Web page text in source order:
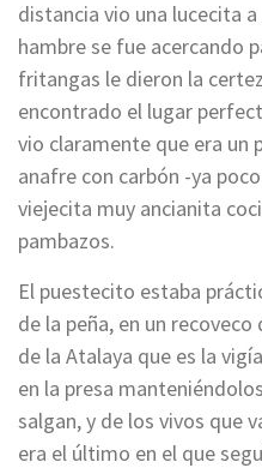
distancia vio una lucecita
hambre se fue acercando
fritangas le dieron la
encontrado el lugar
vio claramente que era un
anafre con carbón -ya
viejecita muy ancianita
pambazos.
El puestecito estaba
de la peña, en un
de la Atalaya que es la
en la presa
salgan, y de los vivos que
era el último en el que